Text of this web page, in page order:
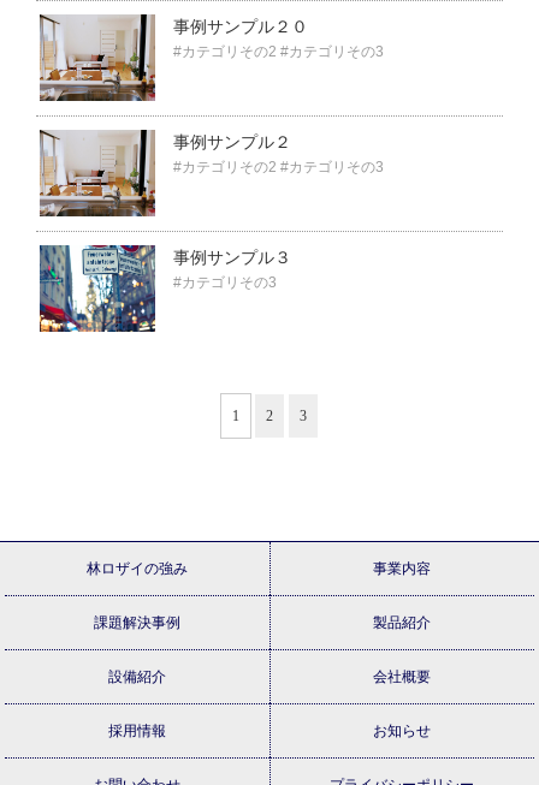
事例サンプル２０
#カテゴリその2 #カテゴリその3
事例サンプル２
#カテゴリその2 #カテゴリその3
事例サンプル３
#カテゴリその3
1 2 3
林ロザイの強み 事業内容
課題解決事例 製品紹介
設備紹介 会社概要
採用情報 お知らせ